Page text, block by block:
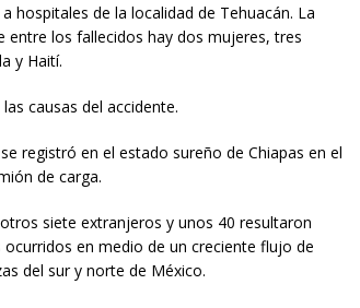
hospitales de la localidad de Tehuacán. La
entre los fallecidos hay dos mujeres, tres
y Haití.
causas del accidente.
registró en el estado sureño de Chiapas en el
de carga.
siete extranjeros y unos 40 resultaron
en medio de un creciente flujo de
del sur y norte de México.